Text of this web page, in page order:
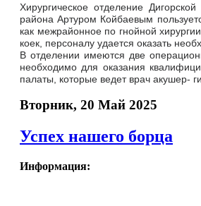
Хирургическое отделение
района Артуром Койбаевым
как межрайонное по гнойной
коек, персоналу удается оказать
В отделении имеются две
необходимо для оказания
палаты, которые ведет врач акушер-
Вторник, 20 Май 2025
Успех нашего борца
Информация: